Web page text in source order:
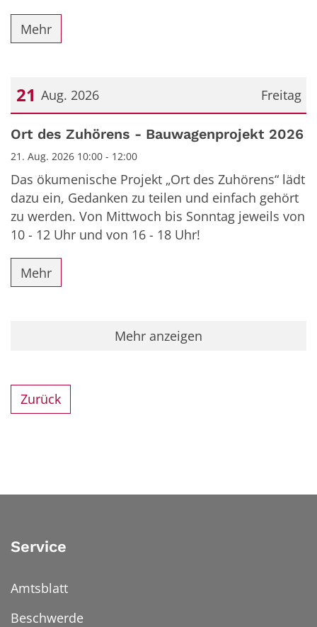
Mehr
Freitag
21 Aug. 2026
Datum: 21. August 2026
Ort des Zuhörens - Bauwagenprojekt 2026
21. Aug. 2026 10:00 - 12:00
Das ökumenische Projekt „Ort des Zuhörens“ lädt
dazu ein, Gedanken zu teilen und einfach gehört
zu werden. Von Mittwoch bis Sonntag jeweils von
10 - 12 Uhr und von 16 - 18 Uhr!
Mehr
Mehr anzeigen
Zurück
Service
Amtsblatt
Beschwerde